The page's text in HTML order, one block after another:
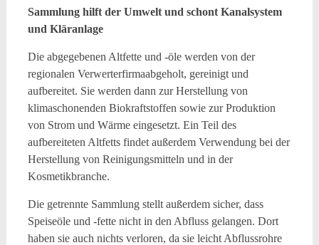
Sammlung hilft der Umwelt und schont Kanalsystem
und Kläranlage
Die abgegebenen Altfette und -öle werden von der
regionalen Verwerterfirmaabgeholt, gereinigt und
aufbereitet. Sie werden dann zur Herstellung von
klimaschonenden Biokraftstoffen sowie zur Produktion
von Strom und Wärme eingesetzt. Ein Teil des
aufbereiteten Altfetts findet außerdem Verwendung bei der
Herstellung von Reinigungsmitteln und in der
Kosmetikbranche.
Die getrennte Sammlung stellt außerdem sicher, dass
Speiseöle und -fette nicht in den Abfluss gelangen. Dort
haben sie auch nichts verloren, da sie leicht Abflussrohre